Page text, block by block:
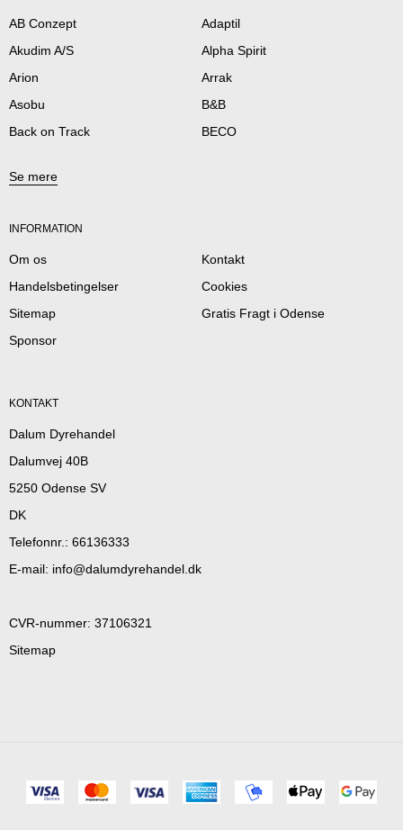
AB Conzept
Adaptil
Akudim A/S
Alpha Spirit
Arion
Arrak
Asobu
B&B
Back on Track
BECO
Se mere
INFORMATION
Om os
Kontakt
Handelsbetingelser
Cookies
Sitemap
Gratis Fragt i Odense
Sponsor
KONTAKT
Dalum Dyrehandel
Dalumvej 40B
5250 Odense SV
DK
Telefonnr. : 66136333
E-mail: info@dalumdyrehandel.dk
CVR-nummer: 37106321
Sitemap